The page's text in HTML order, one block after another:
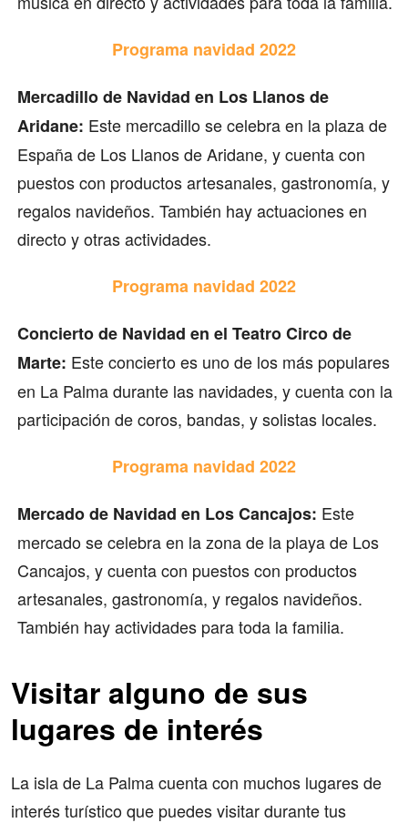
Programa navidad 2022
Mercadillo de Navidad en Los Llanos de
Aridane: Este mercadillo se celebra en la plaza de
España de Los Llanos de Aridane, y cuenta con
puestos con productos artesanales, gastronomía, y
regalos navideños. También hay actuaciones en
directo y otras actividades.
Programa navidad 2022
Concierto de Navidad en el Teatro Circo de
Marte: Este concierto es uno de los más populares
en La Palma durante las navidades, y cuenta con la
participación de coros, bandas, y solistas locales.
Programa navidad 2022
Mercado de Navidad en Los Cancajos: Este
mercado se celebra en la zona de la playa de Los
Cancajos, y cuenta con puestos con productos
artesanales, gastronomía, y regalos navideños.
También hay actividades para toda la familia.
Visitar alguno de sus
lugares de interés
La isla de La Palma cuenta con muchos lugares de
interés turístico que puedes visitar durante tus